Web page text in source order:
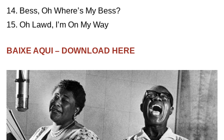
14. Bess, Oh Where’s My Bess?
15. Oh Lawd, I’m On My Way
BAIXE AQUI – DOWNLOAD HERE